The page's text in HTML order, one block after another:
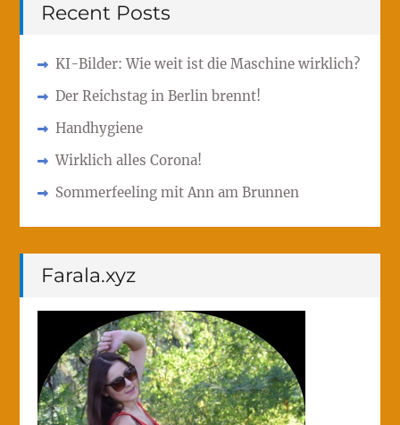
Recent Posts
KI-Bilder: Wie weit ist die Maschine wirklich?
Der Reichstag in Berlin brennt!
Handhygiene
Wirklich alles Corona!
Sommerfeeling mit Ann am Brunnen
Farala.xyz